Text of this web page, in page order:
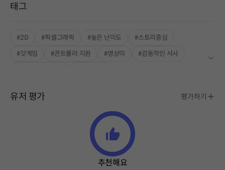
태그
#2D #픽셀그래픽 #높은 난이도
#스토리중심
#갓게임
#콘트롤러 지원 #영상미
#감동적인 서사
유저 평가 평가하기
추천해요